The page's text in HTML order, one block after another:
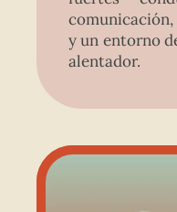
y un entorno
alentador.